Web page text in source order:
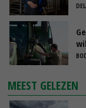
MEEST GELEZEN